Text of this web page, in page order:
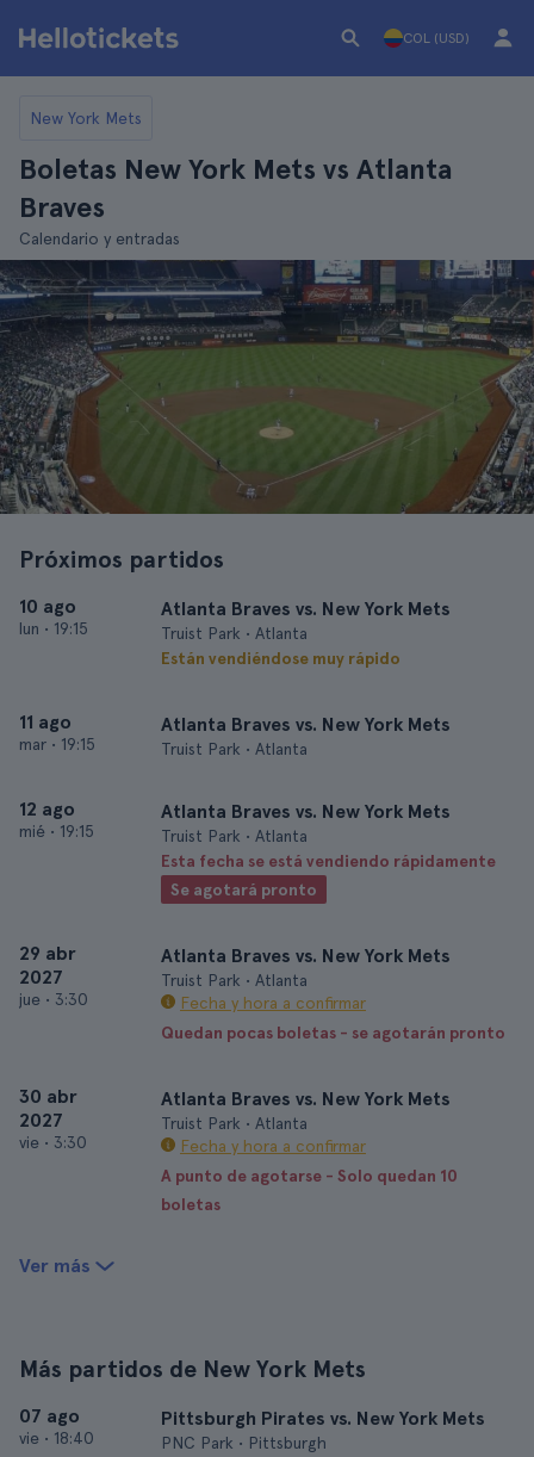
COL (USD)
New York Mets
Boletas New York Mets vs Atlanta
Braves
Calendario y entradas
Próximos partidos
10 ago
lun • 19:15
Atlanta Braves vs. New York Mets
Truist Park • Atlanta
Están vendiéndose muy rápido
11 ago
mar • 19:15
Atlanta Braves vs. New York Mets
Truist Park • Atlanta
12 ago
mié • 19:15
Atlanta Braves vs. New York Mets
Truist Park • Atlanta
Esta fecha se está vendiendo rápidamente
Se agotará pronto
29 abr
2027
jue • 3:30
Atlanta Braves vs. New York Mets
Truist Park • Atlanta
Fecha y hora a confirmar
Quedan pocas boletas - se agotarán pronto
30 abr
2027
vie • 3:30
Atlanta Braves vs. New York Mets
Truist Park • Atlanta
Fecha y hora a confirmar
A punto de agotarse - Solo quedan 10
boletas
Ver más
Más partidos de New York Mets
07 ago
vie • 18:40
Pittsburgh Pirates vs. New York Mets
PNC Park • Pittsburgh